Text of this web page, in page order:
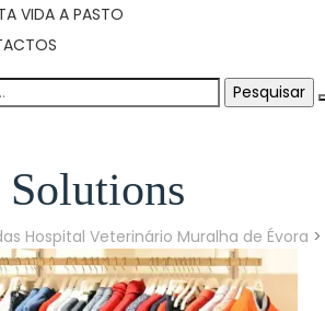
VIDA A PASTO
Solutions
Hospital Veterinário Muralha de Évora >